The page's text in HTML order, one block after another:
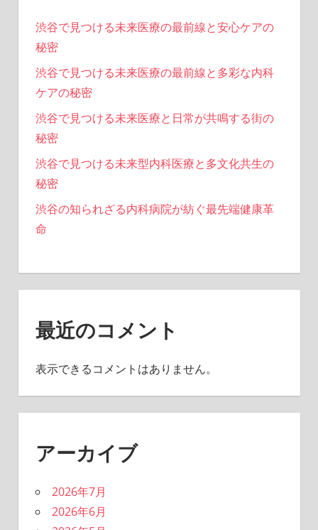
渋谷で見つける未来医療の最前線と安心ケアの
秘密
渋谷で見つける未来医療の最前線と多彩な内科
ケアの秘密
渋谷で見つける未来医療と日常が共鳴する街の
秘密
渋谷で見つける未来型内科医療と多文化共生の
秘密
渋谷の知られざる内科病院が紡ぐ最先端健康革
命
最近のコメント
表示できるコメントはありません。
アーカイブ
2026年7月
2026年6月